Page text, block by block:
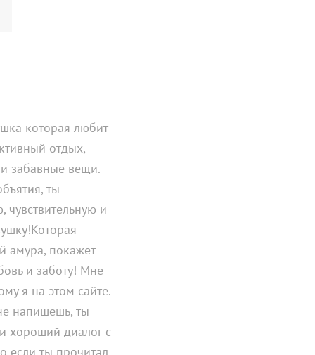
которая любит
отдых,
и забавные вещи.
ты
чувствительную и
амура, покажет
и заботу! Мне
я на этом сайте.
напишешь, ты
хороший диалог с
если ты прочитал